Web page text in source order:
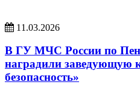
11.03.2026
В ГУ МЧС России по
наградили заведующую
безопасность»